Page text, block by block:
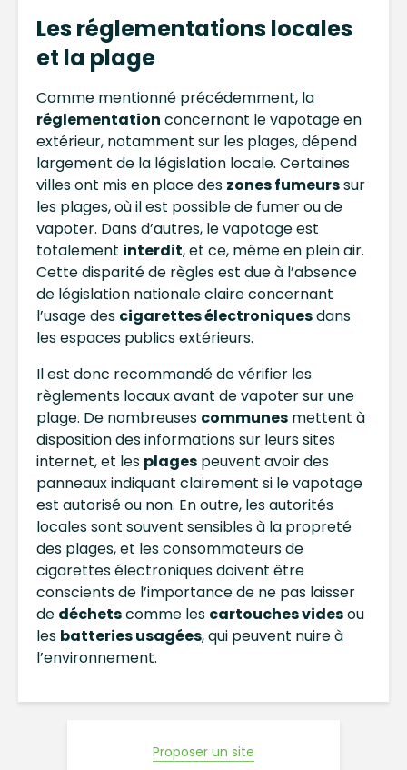
Les réglementations locales
et la plage
Comme mentionné précédemment, la
réglementation concernant le vapotage en
extérieur, notamment sur les plages, dépend
largement de la législation locale. Certaines
villes ont mis en place des zones fumeurssur
les plages, où il est possible de fumer ou de
vapoter. Dans d’autres, le vapotage est
totalement interdit, et ce, même en plein air.
Cette disparité de règles est due à l’absence
de législation nationale claire concernant
l’usage des cigarettes électroniquesdans
les espaces publics extérieurs.
Il est donc recommandé de vérifier les
règlements locaux avant de vapoter sur une
plage. De nombreuses communes mettent à
disposition des informations sur leurs sites
internet, et les plages peuvent avoir des
panneaux indiquant clairement si le vapotage
est autorisé ou non. En outre, les autorités
locales sont souvent sensibles à la propreté
des plages, et les consommateurs de
cigarettes électroniques doivent être
conscients de l’importance de ne pas laisser
de déchetscomme les cartouches videsou
les batteries usagées, qui peuvent nuire à
l’environnement.
Proposer un site